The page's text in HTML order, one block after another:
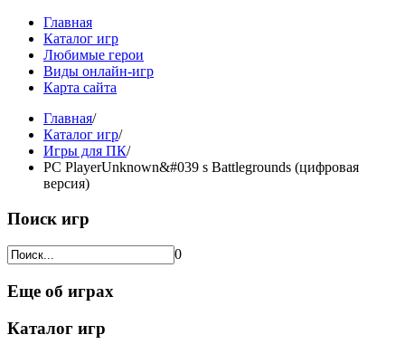
Главная
Каталог игр
Любимые герои
Виды онлайн-игр
Карта сайта
Главная/
Каталог игр/
Игры для ПК/
PC PlayerUnknown&#039 s Battlegrounds (цифровая
версия)
Поиск игр
0
Еще об играх
Каталог игр